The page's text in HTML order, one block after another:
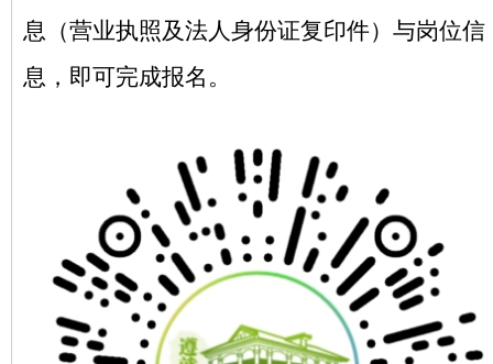
息（营业执照及法人身份证复印件）与岗位信
息，即可完成报名。